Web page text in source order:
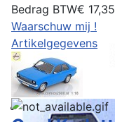
Bedrag BTW€ 17,35
Waarschuw mij !
Artikelgegevens